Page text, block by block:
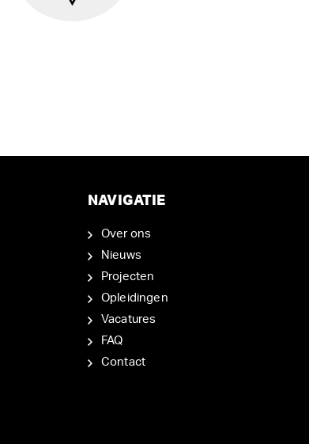
NAVIGATIE
Over ons
Nieuws
Projecten
Opleidingen
Vacatures
FAQ
Contact